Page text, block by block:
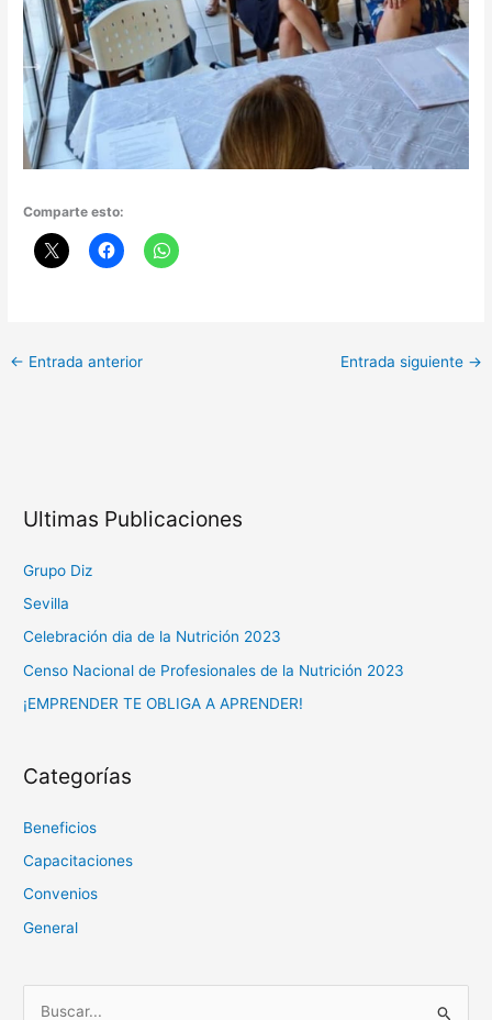
Comparte esto:
← Entrada anterior Entrada siguiente →
Ultimas Publicaciones
Grupo Diz
Sevilla
Celebración dia de la Nutrición 2023
Censo Nacional de Profesionales de la Nutrición 2023
¡EMPRENDER TE OBLIGA A APRENDER!
Categorías
Beneficios
Capacitaciones
Convenios
General